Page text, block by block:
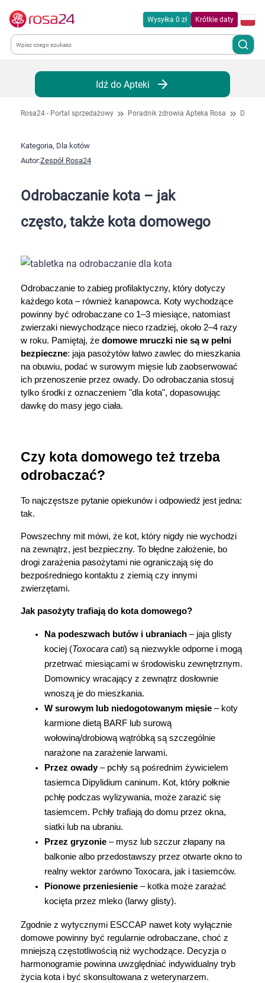
Wysyłka 0 zł Krótkie daty
Kategorie
Chemia gospodarcza
Dla zwierząt
Dziecko
Higiena
Kosmetyki
Mężczyzna
Zdrowy styl życia
Sprzęt medyczny
Motoryzacja
Grupy produktowe
Idź do Apteki
Rosa24 - Portal sprzedażowy Poradnik zdrowia Apteka Rosa Dla
Kategoria, Dla kotów
Autor:Zespół Rosa24
Odrobaczanie kota – jak
często, także kota domowego
Odrobaczanie to zabieg profilaktyczny, który dotyczy
każdego kota – również kanapowca. Koty wychodzące
powinny być odrobaczane co 1–3 miesiące, natomiast
zwierzaki niewychodzące nieco rzadziej, około 2–4 razy
w roku. Pamiętaj, że domowe mruczki nie są w pełni
bezpieczne: jaja pasożytów łatwo zawlec do mieszkania
na obuwiu, podać w surowym mięsie lub zaobserwować
ich przenoszenie przez owady. Do odrobaczania stosuj
tylko środki z oznaczeniem "dla kota", dopasowując
dawkę do masy jego ciała.
Czy kota domowego też trzeba
odrobaczać?
To najczęstsze pytanie opiekunów i odpowiedź jest jedna:
tak.
Powszechny mit mówi, że kot, który nigdy nie wychodzi
na zewnątrz, jest bezpieczny. To błędne założenie, bo
drogi zarażenia pasożytami nie ograniczają się do
bezpośredniego kontaktu z ziemią czy innymi
zwierzętami.
Jak pasożyty trafiają do kota domowego?
Na podeszwach butów i ubraniach – jaja glisty
kociej (Toxocara cati) są niezwykle odporne i mogą
przetrwać miesiącami w środowisku zewnętrznym.
Domownicy wracający z zewnątrz dosłownie
wnoszą je do mieszkania.
W surowym lub niedogotowanym mięsie – koty
karmione dietą BARF lub surową
wołowiną/drobiową wątróbką są szczególnie
narażone na zarażenie larwami.
Przez owady – pchły są pośrednim żywicielem
tasiemca Dipylidium caninum. Kot, który połknie
pchłę podczas wylizywania, może zarazić się
tasiemcem. Pchły trafiają do domu przez okna,
siatki lub na ubraniu.
Przez gryzonie – mysz lub szczur złapany na
balkonie albo przedostawszy przez otwarte okno to
realny wektor zarówno Toxocara, jak i tasiemców.
Pionowe przeniesienie – kotka może zarażać
kocięta przez mleko (larwy glisty).
Zgodnie z wytycznymi ESCCAP nawet koty wyłącznie
domowe powinny być regularnie odrobaczane, choć z
mniejszą częstotliwością niż wychodzące. Decyzja o
harmonogramie powinna uwzględniać indywidualny tryb
życia kota i być skonsultowana z weterynarzem.